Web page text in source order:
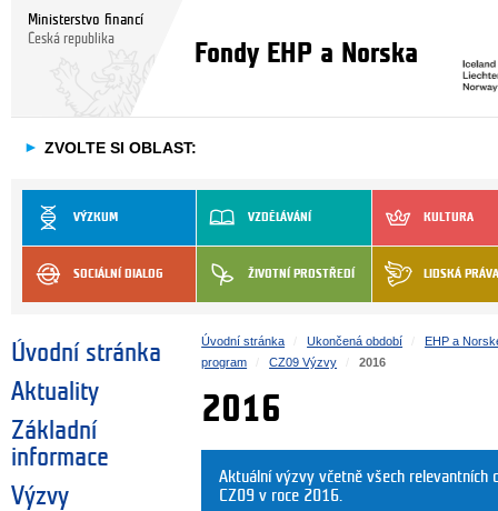
Ministerstvo financí
Česká republika
Fondy EHP a Norska
► ZVOLTE SI OBLAST:
VÝZKUM VZDĚLÁVÁNÍ KULTURA
SOCIÁLNÍ DIALOG ŽIVOTNÍ PROSTŘEDÍ LIDSKÁ PRÁVA
Úvodní stránka
Aktuality
Základní
informace
Výzvy
Úvodní stránka Ukončená období
EHP a
program
CZ09 Výzvy 2016
2016
Aktuální výzvy včetně všech relevantních
CZ09 v roce 2016.